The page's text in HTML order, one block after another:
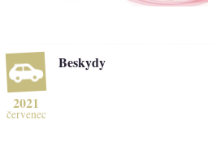
2021
červenec
Beskydy